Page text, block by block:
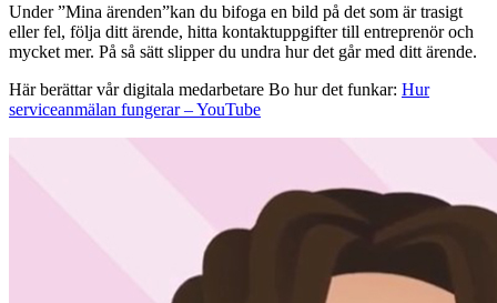
Under ”Mina ärenden”kan du bifoga en bild på det som är trasigt
eller fel, följa ditt ärende, hitta kontaktuppgifter till entreprenör och
mycket mer. På så sätt slipper du undra hur det går med ditt ärende.
Här berättar vår digitala medarbetare Bo hur det funkar: Hur
serviceanmälan fungerar – YouTube